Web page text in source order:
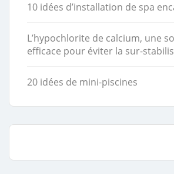
10 idées d’installation de spa
L’hypochlorite de calcium, une
efficace pour éviter la sur-
20 idées de mini-piscines